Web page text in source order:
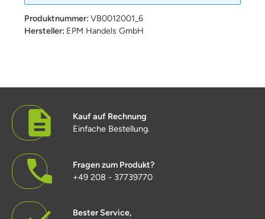
Produktnummer: VB0012001_6
Hersteller: EPM Handels GmbH
Kauf auf Rechnung
Einfache Bestellung.
Fragen zum Produkt?
+49 208 - 37739770
Bester Service,